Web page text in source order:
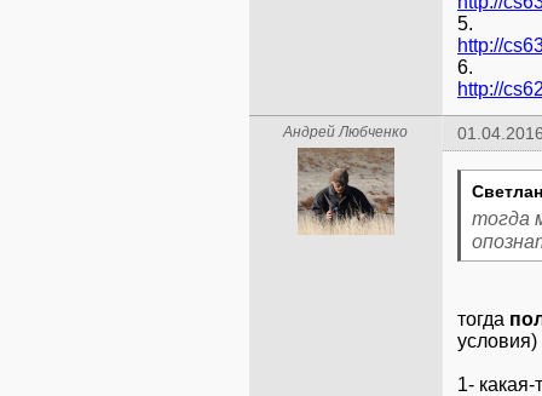
5.
6.
Андрей Любченко
тогда
тогда
1- какая-